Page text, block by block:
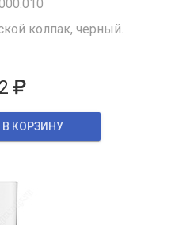
колпак, черный.
КОРЗИНУ